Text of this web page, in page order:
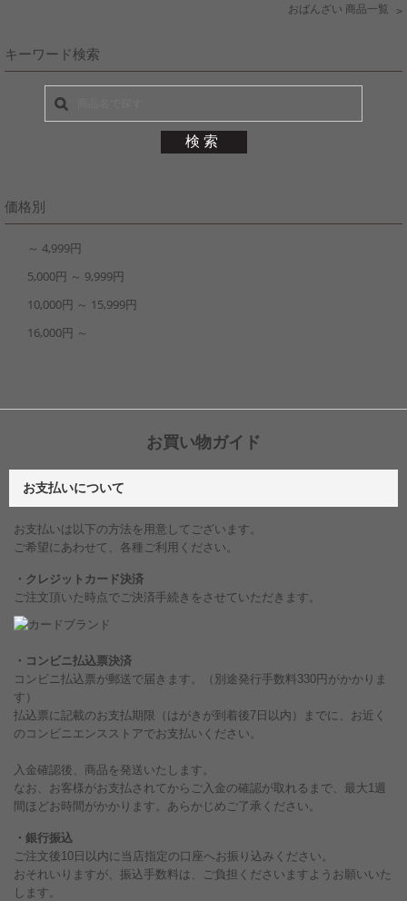
おばんざい 商品一覧
キーワード検索
価格別
～ 4,999円
5,000円 ～ 9,999円
10,000円 ～ 15,999円
16,000円 ～
お買い物ガイド
お支払いについて
お支払いは以下の方法を用意してございます。
ご希望にあわせて、各種ご利用ください。
・クレジットカード決済
ご注文頂いた時点でご決済手続きをさせていただきます。
・コンビニ払込票決済
コンビニ払込票が郵送で届きます。（別途発行手数料330円がかかりま
す）
払込票に記載のお支払期限（はがきが到着後7日以内）までに、お近く
のコンビニエンスストアでお支払いください。
入金確認後、商品を発送いたします。
なお、お客様がお支払されてからご入金の確認が取れるまで、最大1週
間ほどお時間がかかります。あらかじめご了承ください。
・銀行振込
ご注文後10日以内に当店指定の口座へお振り込みください。
おそれいりますが、振込手数料は、ご負担くださいますようお願いいた
します。